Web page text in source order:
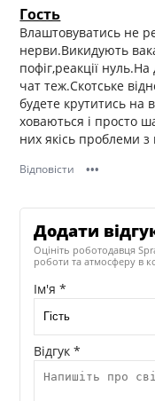
Гость
Влаштовуватись не
нерви.Викидують
пофіг,реакції
чат теж.Скотське
будете крутитись на
ховаються і просто
них якісь проблеми
Відповісти •••
Додати
Оцініть роботодавця
роботи та атмосферу в
Ім'я *
Відгук *